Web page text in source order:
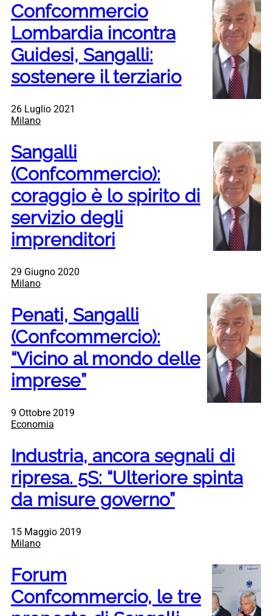
Confcommercio
Lombardia incontra
Guidesi, Sangalli:
sostenere il terziario
26 Luglio 2021
Milano
Sangalli
(Confcommercio):
coraggio è lo spirito di
servizio degli
imprenditori
29 Giugno 2020
Milano
Penati, Sangalli
(Confcommercio):
“Vicino al mondo delle
imprese”
9 Ottobre 2019
Economia
Industria, ancora segnali di
ripresa. 5S: “Ulteriore spinta
da misure governo”
15 Maggio 2019
Milano
Forum
Confcommercio, le tre